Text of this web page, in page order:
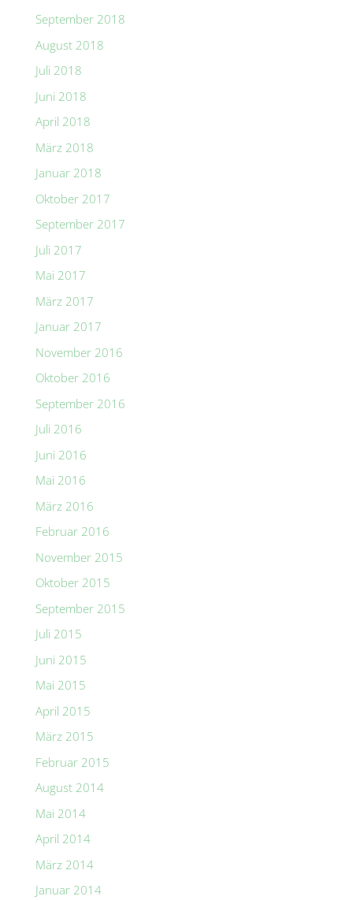
September 2018
August 2018
Juli 2018
Juni 2018
April 2018
März 2018
Januar 2018
Oktober 2017
September 2017
Juli 2017
Mai 2017
März 2017
Januar 2017
November 2016
Oktober 2016
September 2016
Juli 2016
Juni 2016
Mai 2016
März 2016
Februar 2016
November 2015
Oktober 2015
September 2015
Juli 2015
Juni 2015
Mai 2015
April 2015
März 2015
Februar 2015
August 2014
Mai 2014
April 2014
März 2014
Januar 2014